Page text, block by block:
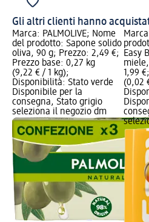
Gli altri clienti hanno
Marca: PALMOLIVE; Nome
del prodotto: Sapone solido
oliva, 90 g; Prezzo: 2,49 €;
Prezzo base: 0,27 kg
(9,22 € / 1 kg);
Disponibilità: Stato verde
Disponibile per la
consegna, Stato grigio
seleziona il negozio dm
Easy
1,99
(0,02